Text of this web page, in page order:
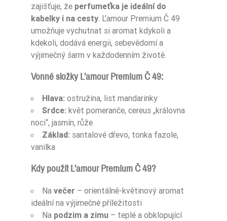
zajišťuje, že perfumeťka je ideální do
kabelky i na cesty. L’amour Premium Č 49
umožňuje vychutnat si aromat kdykoli a
kdekoli, dodává energii, sebevědomí a
výjimečný šarm v každodenním životě.
Vonné složky L’amour Premium Č 49:
Hlava: ostružina, list mandarinky
Srdce: květ pomeranče, cereus „královna
noci“, jasmín, růže
Základ: santalové dřevo, tonka fazole,
vanilka
Kdy použít L’amour Premium Č 49?
Na večer – orientálně-květinový aromat
ideální na výjimečné příležitosti
Na podzim a zimu – teplé a obklopující